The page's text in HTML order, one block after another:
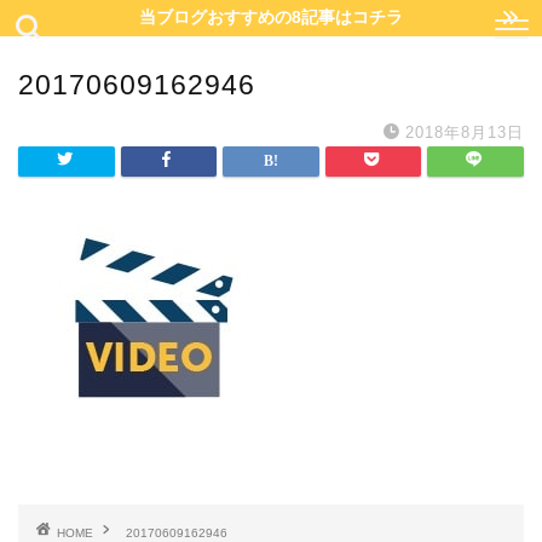
当ブログおすすめの8記事はコチラ
20170609162946
2018年8月13日
HOME 20170609162946